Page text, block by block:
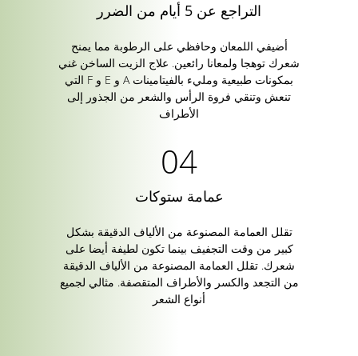
التراجع عن 5 أيام من الضرر
أضيفي اللمعان وحافظي على الرطوبة مما يمنح
شعرك توهجا ولمعانا رائعين. علاج الزيت الساخن غني
بمكونات طبيعية ومليء بالفيتامينات A و E و F التي
تنعش وتنقي فروة الرأس والشعر من الجذور إلى
الأطراف
عمامة ستوكات
تقلل العمامة المصنوعة من الألياف الدقيقة بشكل
كبير من وقت التجفيف بينما تكون لطيفة أيضا على
شعرك. تقلل العمامة المصنوعة من الألياف الدقيقة
من التجعد والكسر والأطراف المتقصفة. مثالي لجميع
أنواع الشعر